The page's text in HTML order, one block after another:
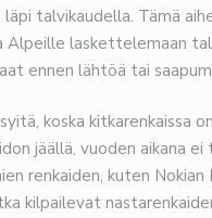
talvikaudella. Tämä
laskettelemaan
ennen lähtöä tai
koska kitkarenkaissa
jäällä, vuoden aikana
renkaiden, kuten Nokian
kilpailevat